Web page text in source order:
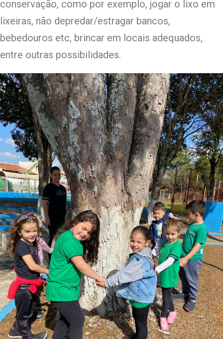
conservação, como por exemplo, jogar o lixo em
lixeiras, não depredar/estragar bancos,
bebedouros etc, brincar em locais adequados,
entre outras possibilidades.